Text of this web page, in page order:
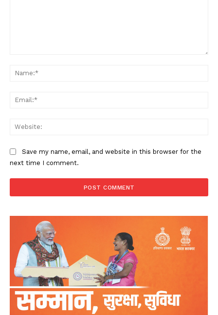
Save my name, email, and website in this browser for the
next time I comment.